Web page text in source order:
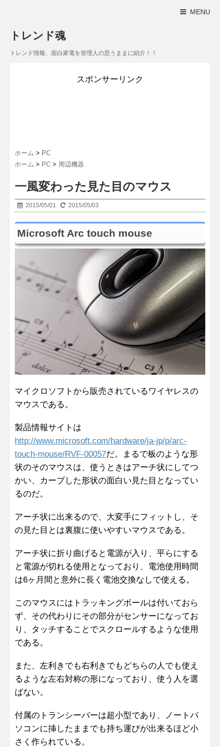
MENU
トレンド魂
トレンド情報、面白家電を管理人の思うままに紹介！！
スポンサーリンク
ホーム > PC
ホーム > PC > 周辺機器
一風変わった見た目のマウス
2015/05/01 2015/05/03
Microsoft Arc touch mouse
マイクロソフトから販売されているワイヤレスの
マウスである。
製品情報サイトは
http://www.microsoft.com/hardware/ja-jp/p/arc-
touch-mouse/RVF-00057だ。まるで板のような形
状のそのマウスは、使うときはアーチ状にしてつ
かい、カーブした形状の面白い見た目となってい
るのだ。
アーチ状に出来るので、大変手にフィットし、そ
の見た目とは裏腹に使いやすいマウスである。
アーチ状に折り曲げると電源が入り、平らにする
と電源が切れる使用となっており、電池使用時間
は6ヶ月間と意外に長く電池交換なしで使える。
このマウスにはトラッキングボールは付いておら
ず、その代わりにその部分がセンサーになってお
り、タッチすることでスクロールするような使用
である。
また、左利きでも右利きでもどちらの人でも使え
るような左右対称の形になっており、使う人を選
ばない。
付属のトランシーバーは超小型であり、ノートパ
ソコンに挿したままでも持ち運びが出来るほど小
さく作られている。